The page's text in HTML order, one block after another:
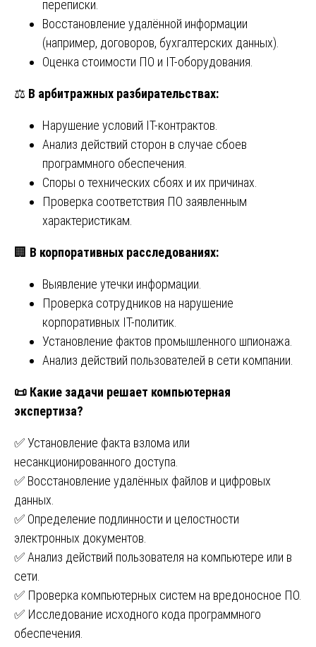
переписки.
Восстановление удалённой информации
(например, договоров, бухгалтерских данных).
Оценка стоимости ПО и IT-оборудования.
⚖ В арбитражных разбирательствах:
Нарушение условий IT-контрактов.
Анализ действий сторон в случае сбоев
программного обеспечения.
Споры о технических сбоях и их причинах.
Проверка соответствия ПО заявленным
характеристикам.
🏢 В корпоративных расследованиях:
Выявление утечки информации.
Проверка сотрудников на нарушение
корпоративных IT-политик.
Установление фактов промышленного шпионажа.
Анализ действий пользователей в сети компании.
📜 Какие задачи решает компьютерная
экспертиза?
✅ Установление факта взлома или
несанкционированного доступа.
✅ Восстановление удалённых файлов и цифровых
данных.
✅ Определение подлинности и целостности
электронных документов.
✅ Анализ действий пользователя на компьютере или в
сети.
✅ Проверка компьютерных систем на вредоносное ПО.
✅ Исследование исходного кода программного
обеспечения.